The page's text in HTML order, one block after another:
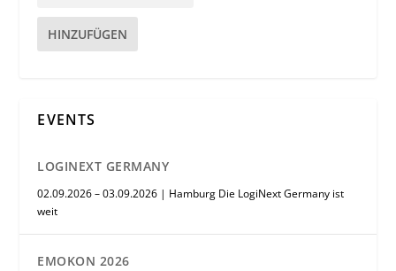
HINZUFÜGEN
EVENTS
LOGINEXT GERMANY
02.09.2026 – 03.09.2026 | Hamburg Die LogiNext Germany ist
weit
EMOKON 2026